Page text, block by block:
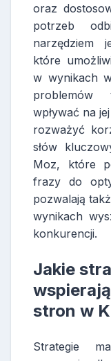
oraz
potrzeb
narzędziem
które
w wynikach
problemów
wpływać na
rozważyć
słów
Moz, które
frazy do
pozwalają
wynikach
konkurencji.
Jakie
stron w
Strategie